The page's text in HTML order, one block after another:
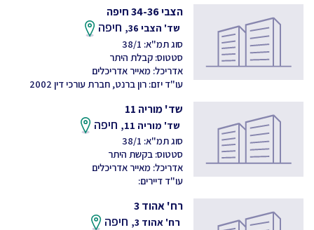
הצבי 34-36 חיפה
שד' הצבי 36, חיפה
סוג תמ"א: 38/1
סטטוס: קבלת היתר
אדריכל: מאייר אדריכלים
עו"ד יזם: רון ברנט, חברת עורכי דין 2002
שד' מוריה 11
שד' מוריה 11, חיפה
סוג תמ"א: 38/1
סטטוס: בקשת היתר
אדריכל: מאייר אדריכלים
עו"ד דיירים:
רח' אהוד 3
רח' אהוד 3, חיפה